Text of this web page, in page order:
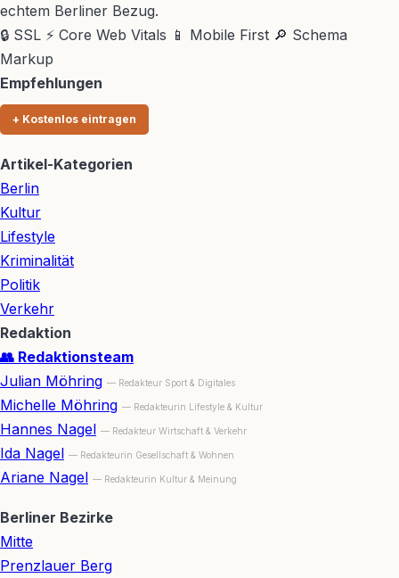
echtem Berliner Bezug.
🔒 SSL ⚡ Core Web Vitals 📱 Mobile First 🔎 Schema
Markup
Empfehlungen
+ Kostenlos eintragen
Artikel-Kategorien
Berlin
Kultur
Lifestyle
Kriminalität
Politik
Verkehr
Redaktion
👥 Redaktionsteam
Julian Möhring — Redakteur Sport & Digitales
Michelle Möhring — Redakteurin Lifestyle & Kultur
Hannes Nagel — Redakteur Wirtschaft & Verkehr
Ida Nagel — Redakteurin Gesellschaft & Wohnen
Ariane Nagel — Redakteurin Kultur & Meinung
Berliner Bezirke
Mitte
Prenzlauer Berg